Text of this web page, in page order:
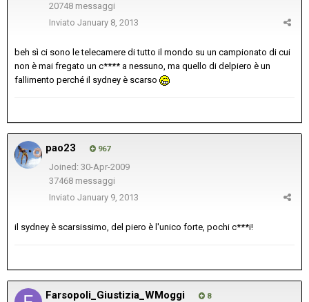
20748 messaggi
Inviato January 8, 2013
beh sì ci sono le telecamere di tutto il mondo su un campionato di cui
non è mai fregato un c**** a nessuno, ma quello di delpiero è un
fallimento perché il sydney è scarso
pao23 967
Joined: 30-Apr-2009
37468 messaggi
Inviato January 9, 2013
il sydney è scarsissimo, del piero è l'unico forte, pochi c***i!
Farsopoli_Giustizia_WMoggi 8